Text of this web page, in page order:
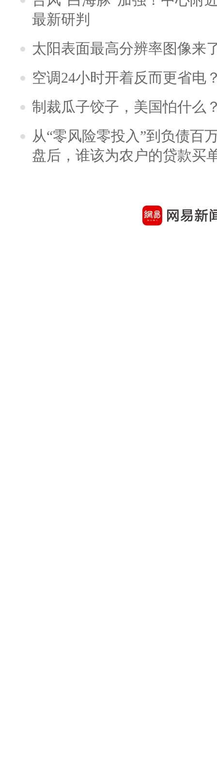
最新研判
太阳表面最高分辨率图像来
空调24小时开着反而更省电
制裁瓜子饺子，美国怕什么
从“零风险零投入”到负债百
盘后，谁该为农户的贷款买